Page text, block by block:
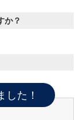
か？
した！